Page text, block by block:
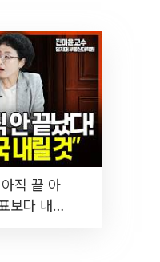
직 끝 아
보다 내릴